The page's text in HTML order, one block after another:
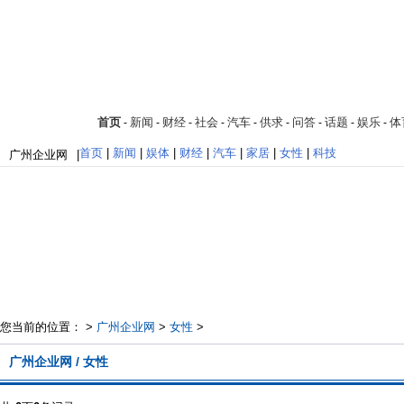
首页 - 新闻 - 财经 - 社会 - 汽车 - 供求 - 问答 - 话题 - 娱乐 - 体
广州企业网 首页 新闻 娱体 财经 汽车 家居 女性 科技
您当前的位置： > 广州企业网 > 女性 >
广州企业网 / 女性